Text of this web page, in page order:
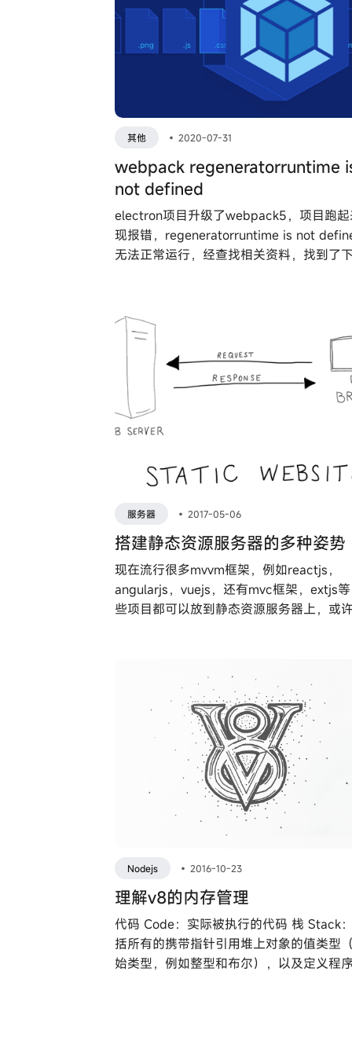
其他 • 2020-07-31
webpack regeneratorruntime
not defined
electron项目升级了webpack5，项目跑
现报错，regeneratorruntime is not
无法正常运行，经查找相关资料，找到了
服务器 • 2017-05-06
搭建静态资源服务器的多种姿势
现在流行很多mvvm框架，例如reactjs，
angularjs，vuejs，还有mvc框架，extjs
些项目都可以放到静态资源服务器上，或
Nodejs • 2016-10-23
理解v8的内存管理
代码 Code：实际被执行的代码 栈 Stack
括所有的携带指针引用堆上对象的值类型
始类型，例如整型和布尔），以及定义程